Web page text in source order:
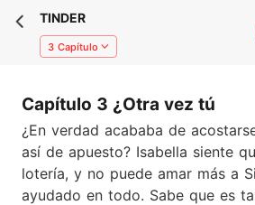
TINDER
3 Capítulo
Capítulo 3 ¿Otra vez tú
¿En verdad acababa de
así de apuesto? Isabella siente
lotería, y no puede amar más a
ayudado en todo. Sabe que es